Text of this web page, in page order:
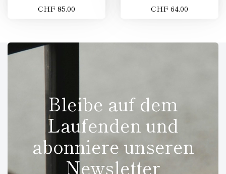
CHF 85.00 CHF 64.00
Bleibe auf dem
Laufenden und
abonniere unseren
Newsletter